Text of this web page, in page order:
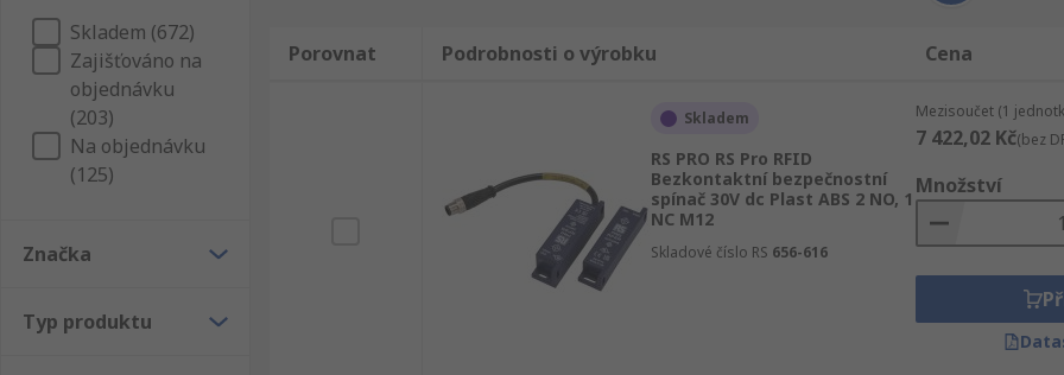
Bezkontaktní bezpečnostní spínače mohou fungovat různými způsoby, včetně magnetu, transpondéru nebo
jejich svorky, typ připojení, a co je nejdůležitější, ve vzdálenosti svého použití. To určuje úroveň citlivosti, kterou
zjistí, že je třeba snížit výkon.
Skladem (672)
Zajišťováno na
objednávku
(203)
Na objednávku
(125)
Značka
Typ produktu
Porovnat Podrobnosti o výrobku Cena
Skladem
RS PRO RS Pro RFID
Bezkontaktní bezpečnostní
spínač 30V dc Plast ABS 2 NO, 1
NC M12
Skladové číslo RS 656-616
Mezisoučet (1
7 422,02 Kč(bez
Množství